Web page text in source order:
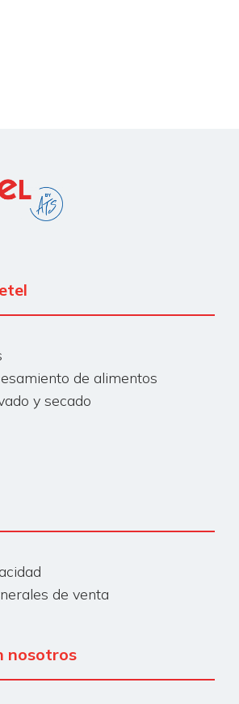
de alimentos
y secado
de venta
nosotros